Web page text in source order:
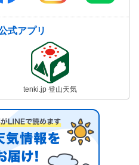
式アプリ
tenki.jp 登山天気